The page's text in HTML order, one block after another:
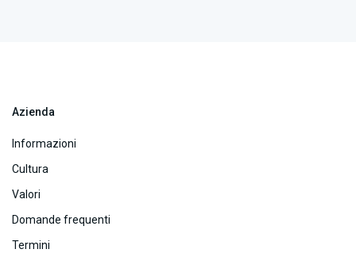
Azienda
Informazioni
Cultura
Valori
Domande frequenti
Termini